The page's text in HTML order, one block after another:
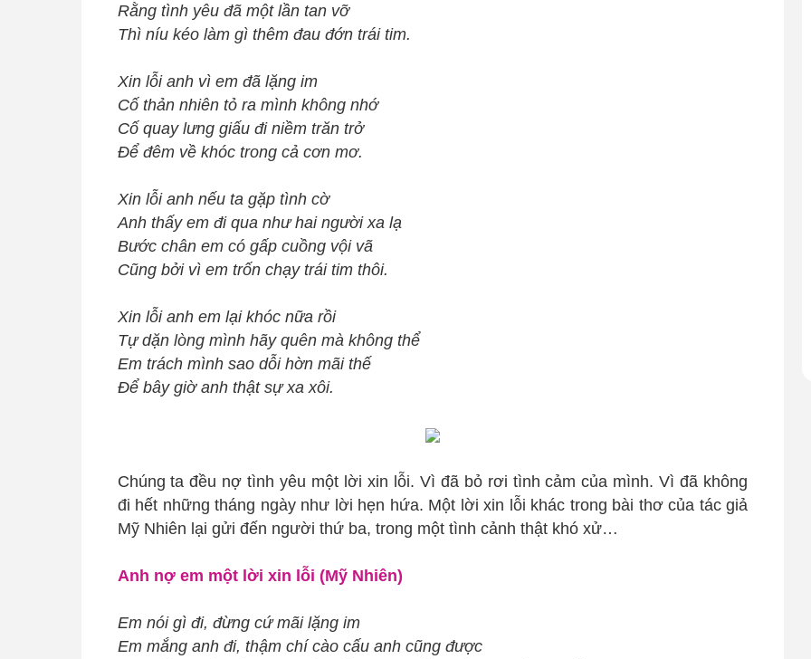
Rằng tình yêu đã một lần tan vỡ
Thì níu kéo làm gì thêm đau đớn trái tim.
Xin lỗi anh vì em đã lặng im
Cố thản nhiên tỏ ra mình không nhớ
Cố quay lưng giấu đi niềm trăn trở
Để đêm về khóc trong cả cơn mơ.
Xin lỗi anh nếu ta gặp tình cờ
Anh thấy em đi qua như hai người xa lạ
Bước chân em có gấp cuồng vội vã
Cũng bởi vì em trốn chạy trái tim thôi.
Xin lỗi anh em lại khóc nữa rồi
Tự dặn lòng mình hãy quên mà không thể
Em trách mình sao dỗi hờn mãi thế
Để bây giờ anh thật sự xa xôi.
Chúng ta đều nợ tình yêu một lời xin lỗi. Vì đã bỏ rơi tình cảm của mình. Vì đã không
đi hết những tháng ngày như lời hẹn hứa. Một lời xin lỗi khác trong bài thơ của tác giả
Mỹ Nhiên lại gửi đến người thứ ba, trong một tình cảnh thật khó xử…
Anh nợ em một lời xin lỗi (Mỹ Nhiên)
Em nói gì đi, đừng cứ mãi lặng im
Em mắng anh đi, thậm chí cào cấu anh cũng được